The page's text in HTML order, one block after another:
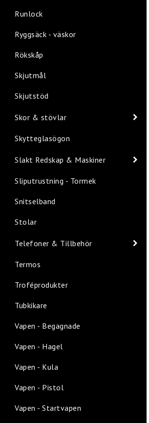
Runlock
Ryggsäck - väskor
Rökskåp
Skjutmål
Skjutstöd
Skor & stövlar
Skytteglasögon
Slakt Redskap & Maskiner
Sliputrustning - Tormek
Snitselband
Stolar
Telefoner & Tillbehör
Termos
Troféprodukter
Tubkikare
Vapen - Begagnade
Vapen - Hagel
Vapen - Kula
Vapen - Pistol
Vapen - Startvapen